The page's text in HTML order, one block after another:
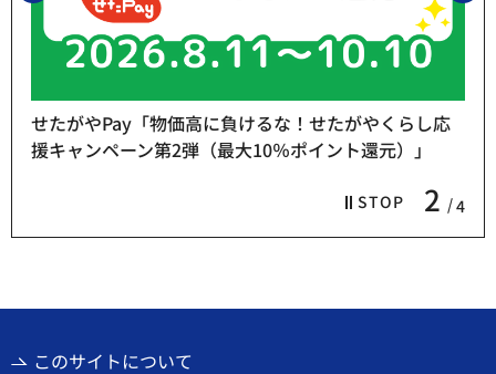
STOP 2 4
せたがやPay「物価高に負けるな！せたがやくらし応
援キャンペーン第2弾（最大10％ポイント還元）」
このサイトについて